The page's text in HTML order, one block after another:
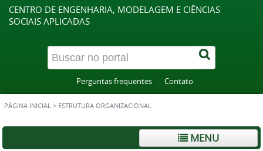
CENTRO DE ENGENHARIA, MODELAGEM E CIÊNCIAS
SOCIAIS APLICADAS
Perguntas frequentes Contato
PÁGINA INICIAL > ESTRUTURA ORGANIZACIONAL
MENU